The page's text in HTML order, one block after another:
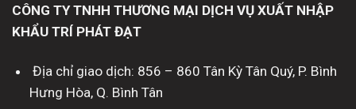
CÔNG TY TNHH THƯƠNG MẠI DỊCH VỤ XUẤT NHẬP
KHẨU TRÍ PHÁT ĐẠT
Địa chỉ giao dịch: 856 – 860 Tân Kỳ Tân Quý, P. Bình
Hưng Hòa, Q. Bình Tân